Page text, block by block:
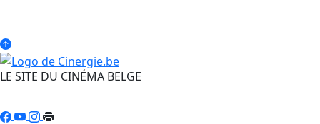
LE SITE DU CINÉMA BELGE